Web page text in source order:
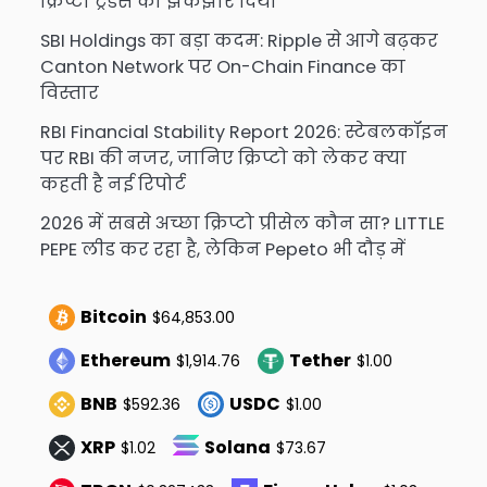
SBI Holdings का बड़ा कदम: Ripple से आगे बढ़कर
Canton Network पर On-Chain Finance का
विस्तार
RBI Financial Stability Report 2026: स्टेबलकॉइन
पर RBI की नजर, जानिए क्रिप्टो को लेकर क्या
कहती है नई रिपोर्ट
2026 में सबसे अच्छा क्रिप्टो प्रीसेल कौन सा? LITTLE
PEPE लीड कर रहा है, लेकिन Pepeto भी दौड़ में
Bitcoin $64,853.00
Ethereum $1,914.76 Tether $1.00
BNB $592.36 USDC $1.00
XRP $1.02 Solana $73.67